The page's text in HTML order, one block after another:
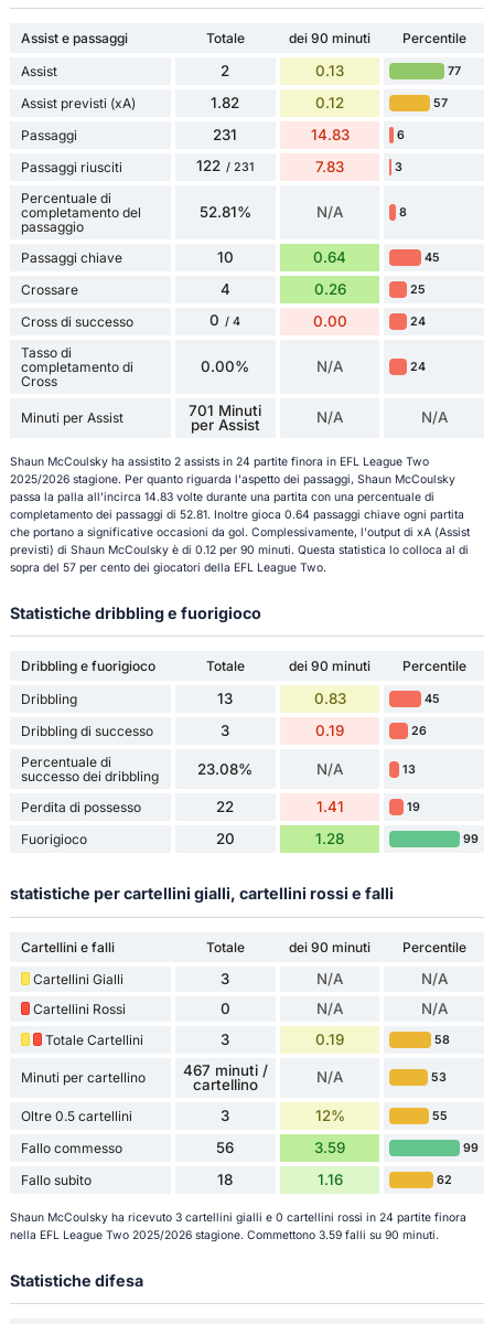
Assist e passaggi Totale dei 90 minuti
Percentile
Assist
2 0.13 77
Assist previsti (xA) 1.82 0.12 57
Passaggi 231 14.83 6
Passaggi riusciti 122 / 231 7.83 3
Percentuale di
completamento del
passaggio
52.81% N/A 8
Passaggi chiave 10 0.64 45
Crossare 4 0.26 25
Cross di successo 0 / 4 0.00 24
Tasso di
completamento di
Cross
0.00% N/A 24
Minuti per Assist
701 Minuti
per Assist
N/A N/A
Shaun McCoulsky ha assistito 2 assists in 24 partite finora in EFL League Two
2025/2026 stagione. Per quanto riguarda l'aspetto dei passaggi, Shaun McCoulsky
passa la palla all'incirca 14.83 volte durante una partita con una percentuale di
completamento dei passaggi di 52.81. Inoltre gioca 0.64 passaggi chiave ogni partita
che portano a significative occasioni da gol. Complessivamente, l'output di xA (Assist
previsti) di Shaun McCoulsky è di 0.12 per 90 minuti. Questa statistica lo colloca al di
sopra del 57 per cento dei giocatori della EFL League Two.
Statistiche dribbling e fuorigioco
Dribbling e fuorigioco Totale dei 90 minuti
Percentile
Dribbling
13 0.83 45
Dribbling di successo 3 0.19 26
Percentuale di
successo dei dribbling
23.08% N/A 13
Perdita di possesso 22 1.41 19
Fuorigioco 20 1.28 99
statistiche per cartellini gialli, cartellini rossi e falli
Cartellini e falli Totale dei 90 minuti
Percentile
Cartellini Gialli
3 N/A N/A
Cartellini Rossi 0 N/A N/A
Totale Cartellini 3 0.19 58
Minuti per cartellino
467 minuti /
cartellino
N/A 53
Oltre 0.5 cartellini 3 12% 55
Fallo commesso 56 3.59 99
Fallo subito 18 1.16 62
Shaun McCoulsky ha ricevuto 3 cartellini gialli e 0 cartellini rossi in 24 partite finora
nella EFL League Two 2025/2026 stagione. Commettono 3.59 falli su 90 minuti.
Statistiche difesa